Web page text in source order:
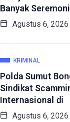
Banyak
Agustus 6, 2026
KRIMINAL
Polda Sumut
Sindikat
Internasional di
Agustus 6, 2026